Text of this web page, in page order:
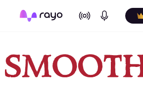
On Air Podcasts